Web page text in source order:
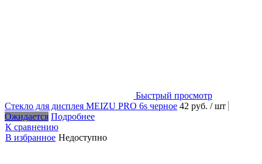
Быстрый просмотр
Стекло для дисплея MEIZU PRO 6s черное 42 руб. / шт
Ожидается Подробнее
К сравнению
В избранное Недоступно